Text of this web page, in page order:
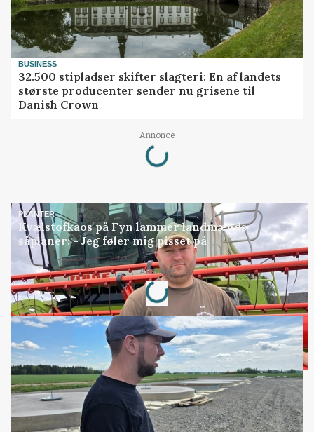
BUSINESS
32.500 stipladser skifter slagteri: En af landets
største producenter sender nu grisene til
Danish Crown
Annonce
Loading...
PLANTER
Kvælstofkaos på Fyn lammer landmænds
såplaner: - Jeg føler mig pisset på
Annonce
Loading...